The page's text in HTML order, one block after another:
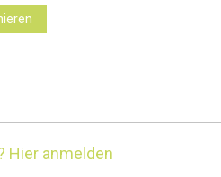
2026: Ergebnisse
Newsletter Anmeldung
Hier anmelden